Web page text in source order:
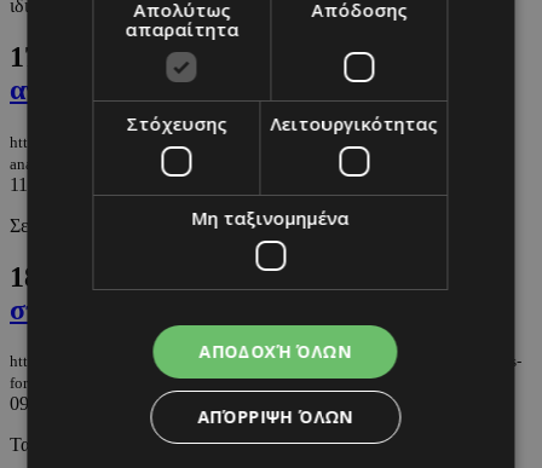
ιδιαίτεροι κουμπάροι και όσα έχουν γίνει γνωστά για την πιο ...
17.
Αίθριος καιρός με σύννεφα - Που
αναμένονται βροχές
https://m.must.com.cy/gr/people/news/aithrios-kairos-me-synnefa-poy-
anamenontai-broxes
11/06/2026
Σε καταιγίδα ενδέχεται να πέσει χαλάζι
18.
Τι φόρεσαν οι WAGs της Formula 1
στο Μονακό
https://m.must.com.cy/gr/fashion/fashion-news/oi-pio-kalontymenes-wags-tis-
formula-1-sto-monako
09/06/2026
FASHION NEWS
Τα looks που έκλεψαν την παράσταση από την πίστα
Απολύτως
απαραίτητα
Απόδοσης
Στόχευσης Λειτουργικότητας
Μη ταξινομημένα
ΑΠΟΔΟΧΉ ΌΛΩΝ
ΑΠΌΡΡΙΨΗ ΌΛΩΝ